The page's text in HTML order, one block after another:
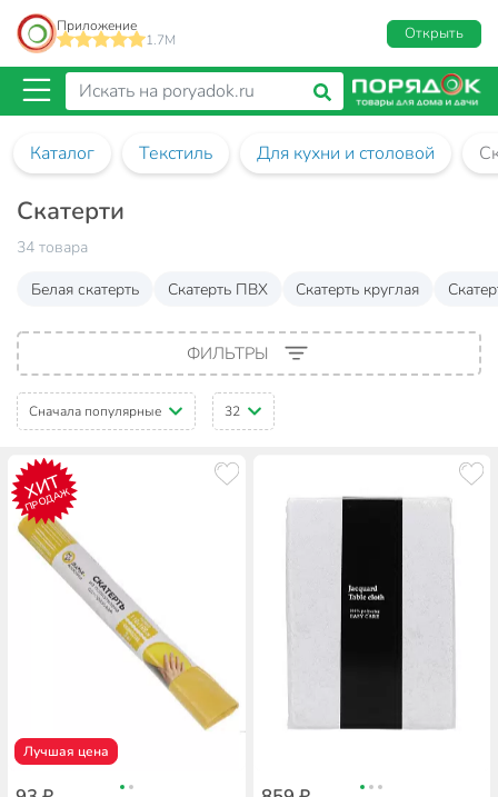
Приложение
1.7M
Открыть
Каталог Текстиль Для кухни и столовой
Скатерти
34 товара
Белая скатерть
Скатерть ПВХ Скатерть круглая
ФИЛЬТРЫ
Сначала популярные 32
ХИТ
ПРОДАЖ
Лучшая цена